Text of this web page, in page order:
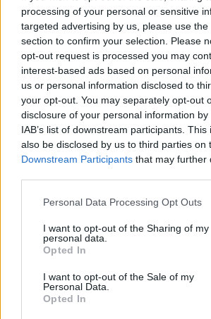
processing of your personal or sensitive
targeted advertising by us, please use
section to confirm your selection. Please
opt-out request is processed you may
interest-based ads based on personal
us or personal information disclosed to
your opt-out. You may separately opt-out
disclosure of your personal information
IAB’s list of downstream participants.
also be disclosed by us to third parties on
Downstream Participants that may further
Please note that this website/app uses
not limited to your visit or usage
grant or deny consent to Google and its
use your data for below specified
consent section.
Personal Data Processing Opt Outs
I want to opt-out of the Sharing of my
personal data.
Opted In
I want to opt-out of the Sale of my
Personal Data.
Opted In
Σχόλια
Σχολίασε
Κριθαράκι με κοτόπουλο
και κρέμα κάρι - καρύδας